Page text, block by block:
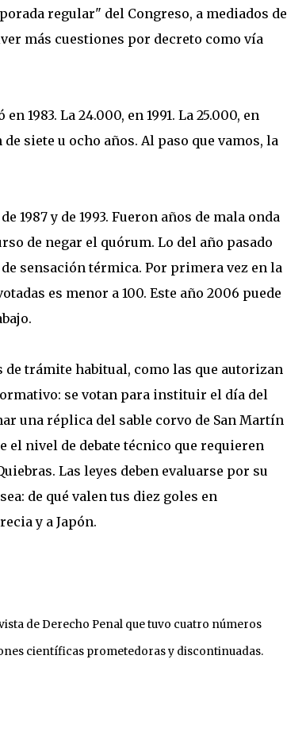
regular" del Congreso, a mediados de
más cuestiones por decreto como vía
1983. La 24.000, en 1991. La 25.000, en
siete u ocho años. Al paso que vamos, la
1987 y de 1993. Fueron años de mala onda
de negar el quórum. Lo del año pasado
sensación térmica. Por primera vez en la
es menor a 100. Este año 2006 puede
trámite habitual, como las que autorizan
se votan para instituir el día del
una réplica del sable corvo de San Martín
el nivel de debate técnico que requieren
Las leyes deben evaluarse por su
de qué valen tus diez goles en
y a Japón.
de Derecho Penal que tuvo cuatro números
científicas prometedoras y discontinuadas.